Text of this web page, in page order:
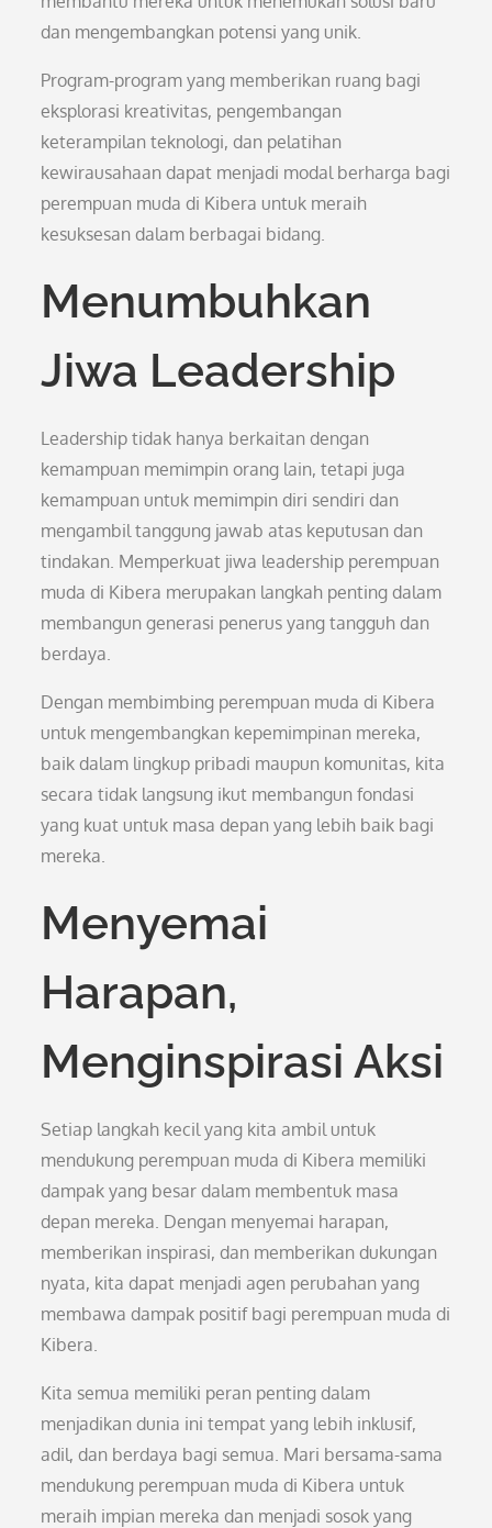
dan mengembangkan potensi yang unik.
Program-program yang memberikan ruang bagi
eksplorasi kreativitas, pengembangan
keterampilan teknologi, dan pelatihan
kewirausahaan dapat menjadi modal berharga bagi
perempuan muda di Kibera untuk meraih
kesuksesan dalam berbagai bidang.
Menumbuhkan
Jiwa Leadership
Leadership tidak hanya berkaitan dengan
kemampuan memimpin orang lain, tetapi juga
kemampuan untuk memimpin diri sendiri dan
mengambil tanggung jawab atas keputusan dan
tindakan. Memperkuat jiwa leadership perempuan
muda di Kibera merupakan langkah penting dalam
membangun generasi penerus yang tangguh dan
berdaya.
Dengan membimbing perempuan muda di Kibera
untuk mengembangkan kepemimpinan mereka,
baik dalam lingkup pribadi maupun komunitas, kita
secara tidak langsung ikut membangun fondasi
yang kuat untuk masa depan yang lebih baik bagi
mereka.
Menyemai
Harapan,
Menginspirasi Aksi
Setiap langkah kecil yang kita ambil untuk
mendukung perempuan muda di Kibera memiliki
dampak yang besar dalam membentuk masa
depan mereka. Dengan menyemai harapan,
memberikan inspirasi, dan memberikan dukungan
nyata, kita dapat menjadi agen perubahan yang
membawa dampak positif bagi perempuan muda di
Kibera.
Kita semua memiliki peran penting dalam
menjadikan dunia ini tempat yang lebih inklusif,
adil, dan berdaya bagi semua. Mari bersama-sama
mendukung perempuan muda di Kibera untuk
meraih impian mereka dan menjadi sosok yang